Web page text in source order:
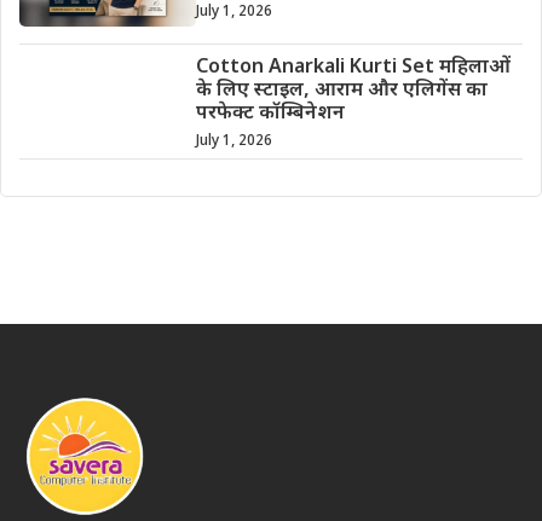
July 1, 2026
Cotton Anarkali Kurti Set महिलाओं
के लिए स्टाइल, आराम और एलिगेंस का
परफेक्ट कॉम्बिनेशन
July 1, 2026